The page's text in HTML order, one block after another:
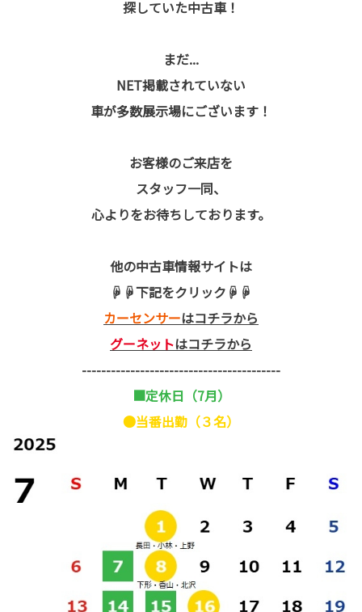
探していた中古車！
まだ...
NET掲載されていない
車が多数展示場にございます！
お客様のご来店を
スタッフ一同、
心よりをお待ちしております。
他の中古車情報サイトは
☟☟下記をクリック☟☟
カーセンサーはコチラから
グーネットはコチラから
-----------------------------------------
■定休日（7月）
●当番出勤（３名）